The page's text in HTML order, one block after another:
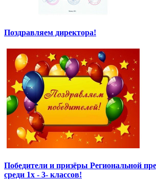
Поздравляем директора!
Победители и призёры Региональной
среди 1х - 3- классов!